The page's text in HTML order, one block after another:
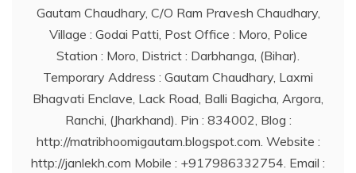
Gautam Chaudhary, C/O Ram Pravesh Chaudhary,
Village : Godai Patti, Post Office : Moro, Police
Station : Moro, District : Darbhanga, (Bihar).
Temporary Address : Gautam Chaudhary, Laxmi
Bhagvati Enclave, Lack Road, Balli Bagicha, Argora,
Ranchi, (Jharkhand). Pin : 834002, Blog :
http://matribhoomigautam.blogspot.com. Website :
http://janlekh.com Mobile : +917986332754. Email :